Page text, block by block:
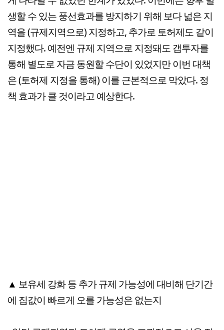
생할 수 있는 풍선효과를 방지하기 위해 보다 넓은 지
역을 (규제지역으로) 지정하고, 추가로 토허제도 같이
지정했다. 예전엔 규제 지역으로 지정돼도 갭투자를
통해 별도로 자금 동원할 수단이 있었지만 이번 대책
은 (토허제 지정을 통해) 이를 근본적으로 막았다. 정
책 효과가 클 것이라고 예상한다.
▲ 보유세 강화 등 추가 규제 가능성에 대비해 단기간
에 집값이 빠르게 오를 가능성은 없는지